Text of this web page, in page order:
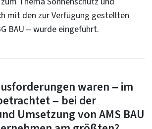
mit den zur Verfügung gestellten
BAU – wurde eingeführt.
waren – im
– bei der
Umsetzung von AMS BAU